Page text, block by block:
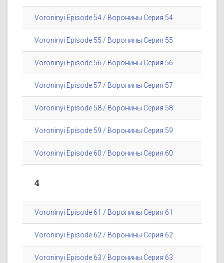
Voroninyi Episode 54 / Воронины Серия 54
Voroninyi Episode 55 / Воронины Серия 55
Voroninyi Episode 56 / Воронины Серия 56
Voroninyi Episode 57 / Воронины Серия 57
Voroninyi Episode 58 / Воронины Серия 58
Voroninyi Episode 59 / Воронины Серия 59
Voroninyi Episode 60 / Воронины Серия 60
4
Voroninyi Episode 61 / Воронины Серия 61
Voroninyi Episode 62 / Воронины Серия 62
Voroninyi Episode 63 / Воронины Серия 63